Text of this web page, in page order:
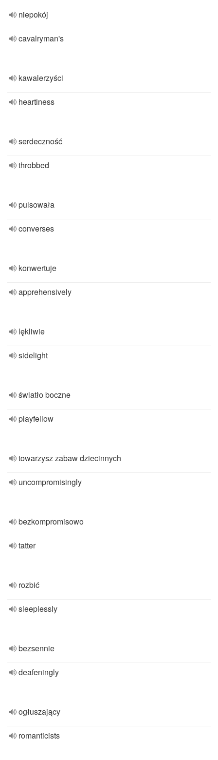
niepokój
cavalryman's
kawalerzyści
heartiness
serdeczność
throbbed
pulsowała
converses
konwertuje
apprehensively
lękliwie
sidelight
światło boczne
playfellow
towarzysz zabaw dziecinnych
uncompromisingly
bezkompromisowo
tatter
rozbić
sleeplessly
bezsennie
deafeningly
ogłuszający
romanticists